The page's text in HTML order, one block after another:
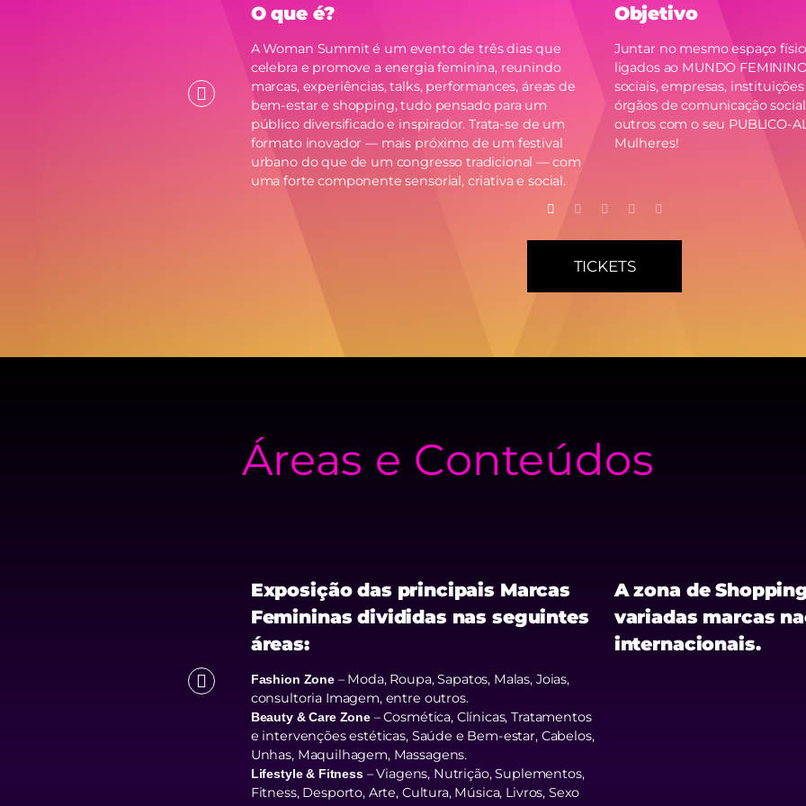
O que é?
A Woman Summit é um evento de três dias que
celebra e promove a energia feminina, reunindo
marcas, experiências, talks, performances, áreas de
bem-estar e shopping, tudo pensado para um
público diversificado e inspirador. Trata-se de um
formato inovador — mais próximo de um festival
urbano do que de um congresso tradicional — com
uma forte componente sensorial, criativa e social.
Objetivo
Juntar no mesmo espaço
ligados ao MUNDO
sociais, empresas,
órgãos de comunicação
outros com o seu PUBLICO-
Mulheres!
TICKETS
Áreas e Conteúdos
Exposição das principais Marcas
Femininas divididas nas seguintes
áreas:
Fashion Zone– Moda, Roupa, Sapatos, Malas, Joias,
consultoria Imagem, entre outros.
Beauty & Care Zone– Cosmética, Clínicas, Tratamentos
e intervenções estéticas, Saúde e Bem-estar, Cabelos,
Unhas, Maquilhagem, Massagens.
Lifestyle & Fitness– Viagens, Nutrição, Suplementos,
Fitness, Desporto, Arte, Cultura, Música, Livros, Sexo
A zona de
variadas marcas
internacionais.